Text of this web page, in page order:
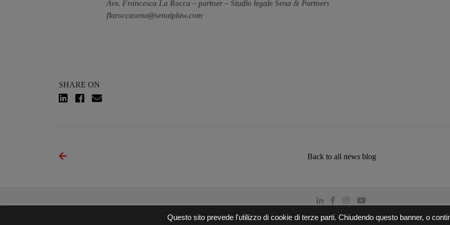
Avv. Francesca La Rocca – partner – Studio legale Sena & Partners
flaroccasena@senaiplaw.com
SHARE ON
Back to all news blog
Copyright © 2026
Suitex International
Questo sito prevede l'utilizzo di cookie di terze parti. Chiudendo questo banner, o